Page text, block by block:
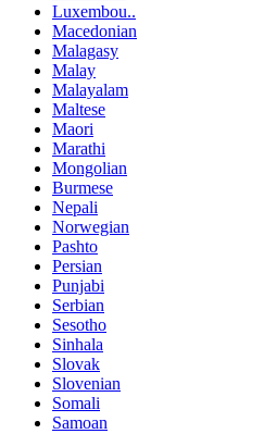
Luxembou..
Macedonian
Malagasy
Malay
Malayalam
Maltese
Maori
Marathi
Mongolian
Burmese
Nepali
Norwegian
Pashto
Persian
Punjabi
Serbian
Sesotho
Sinhala
Slovak
Slovenian
Somali
Samoan